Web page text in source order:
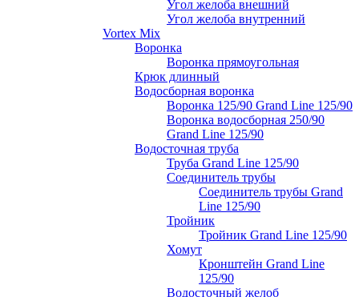
Угол желоба внешний
Угол желоба внутренний
Vortex Mix
Воронка
Воронка прямоугольная
Крюк длинный
Водосборная воронка
Воронка 125/90 Grand Line 125/90
Воронка водосборная 250/90
Grand Line 125/90
Водосточная труба
Труба Grand Line 125/90
Соединитель трубы
Соединитель трубы Grand
Line 125/90
Тройник
Тройник Grand Line 125/90
Хомут
Кронштейн Grand Line
125/90
Водосточный желоб